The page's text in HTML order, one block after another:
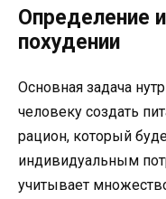
Определение
похудении
Основная задача
человеку создать
рацион, который
индивидуальным
учитывает